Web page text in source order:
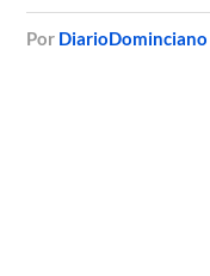
por DiarioDominciano